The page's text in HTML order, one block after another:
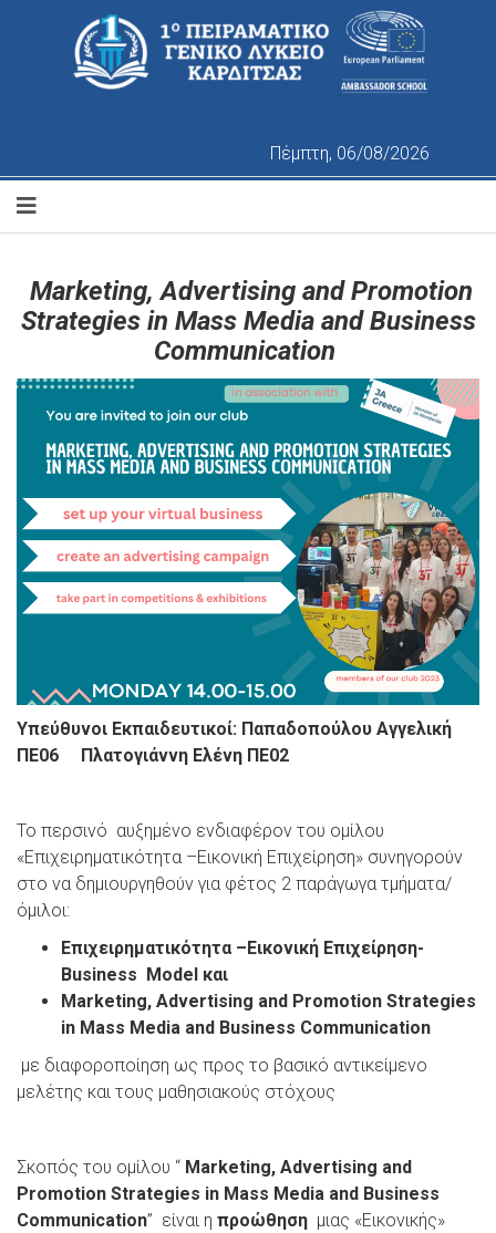
Πέμπτη, 06/08/2026
Marketing, Advertising and Promotion
Strategies in Mass Media and Business
Communication
Υπεύθυνοι Εκπαιδευτικοί: Παπαδοπούλου Αγγελική
ΠΕ06
Πλατογιάννη Ελένη ΠΕ02
Το περσινό αυξημένο ενδιαφέρον του ομίλου
«Επιχειρηματικότητα –Εικονική Επιχείρηση» συνηγορούν
στο να δημιουργηθούν για φέτος 2 παράγωγα τμήματα/
όμιλοι:
Επιχειρηματικότητα –Εικονική Επιχείρηση-
Business Model και
Marketing, Advertising and Promotion Strategies
in Mass Media and Business Communication
με διαφοροποίηση ως προς το βασικό αντικείμενο
μελέτης και τους μαθησιακούς στόχους
Σκοπός του ομίλου “ Marketing, Advertising and
Promotion Strategies in Mass Media and Business
Communication” είναι η προώθηση μιας «Εικονικής»